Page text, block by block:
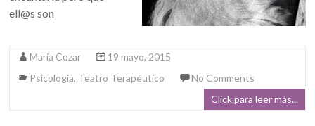
ell@s son
María Cozar
19 mayo, 2015
Psicología, Teatro Terapéutico
No Comments
Click para leer más...